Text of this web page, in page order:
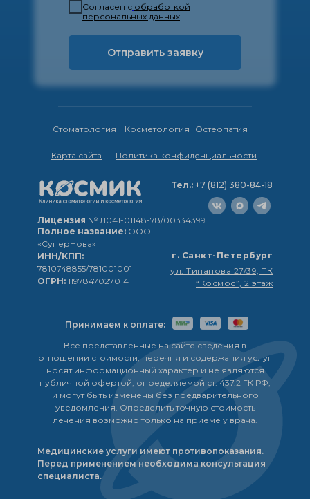
Согласен с обработкой
персональных данных
Отправить заявку
Тел.: +7 (812) 380-84-18
ул. Типанова 27/39, ТК
“Космос”, 2 этаж
г. Санкт-Петербург
Лицензия № Л041-01148-78/00334399
Полное название: ООО
«СуперНова»
ИНН/КПП:
7810748855/781001001
ОГРН: 1197847027014
Все представленные на сайте сведения в
отношении стоимости, перечня и содержания услуг
носят информационный характер и не являются
публичной офертой, определяемой ст. 437.2 ГК РФ,
и могут быть изменены без предварительного
уведомления. Определить точную стоимость
лечения возможно только на приеме у врача.
Медицинские услуги имеют противопоказания.
Перед применением необходима консультация
специалиста.
Стоматология Косметология
Принимаем к оплате:
Остеопатия
Карта сайта Политика конфиденциальности